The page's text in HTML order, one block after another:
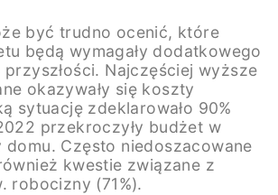
być trudno ocenić, które
będą wymagały dodatkowego
Najczęściej wyższe
okazywały się koszty
sytuację zdeklarowało 90%
przekroczyły budżet w
Często niedoszacowane
kwestie związane z
robocizny (71%).